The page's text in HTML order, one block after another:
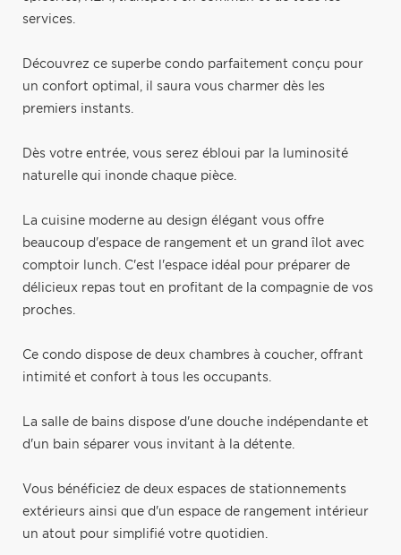
services.
Découvrez ce superbe condo parfaitement conçu pour
un confort optimal, il saura vous charmer dès les
premiers instants.
Dès votre entrée, vous serez ébloui par la luminosité
naturelle qui inonde chaque pièce.
La cuisine moderne au design élégant vous offre
beaucoup d'espace de rangement et un grand îlot avec
comptoir lunch. C'est l'espace idéal pour préparer de
délicieux repas tout en profitant de la compagnie de vos
proches.
Ce condo dispose de deux chambres à coucher, offrant
intimité et confort à tous les occupants.
La salle de bains dispose d'une douche indépendante et
d'un bain séparer vous invitant à la détente.
Vous bénéficiez de deux espaces de stationnements
extérieurs ainsi que d'un espace de rangement intérieur
un atout pour simplifié votre quotidien.